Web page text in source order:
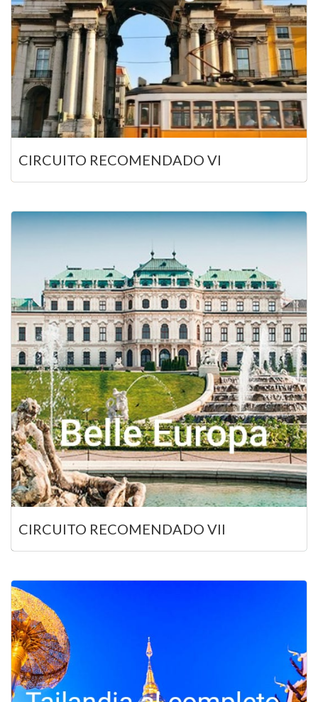
CIRCUITO RECOMENDADO VI
CIRCUITO RECOMENDADO VII